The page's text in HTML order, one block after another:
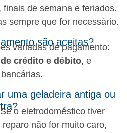
de semana e feriados.
sempre que for necessário.
são aceitas?
variadas de pagamento:
crédito e débito, e
uma geladeira antiga ou
o eletrodoméstico tiver
reparo não for muito caro,